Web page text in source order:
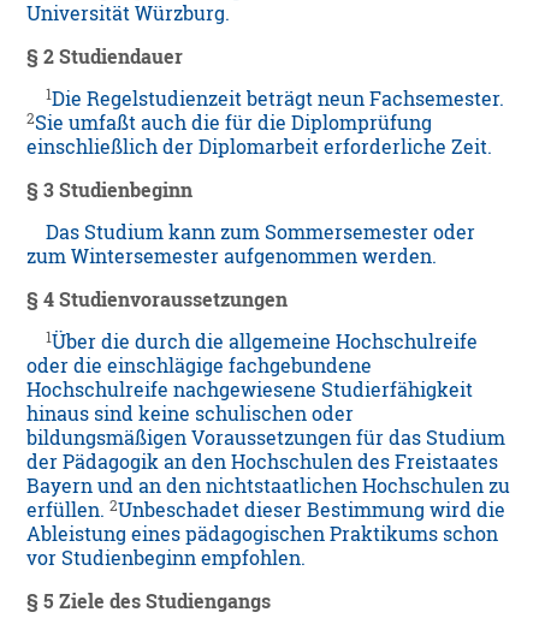
Universität Würzburg.
§ 2 Studiendauer
1Die Regelstudienzeit beträgt neun Fachsemester.
2Sie umfaßt auch die für die Diplomprüfung
einschließlich der Diplomarbeit erforderliche Zeit.
§ 3 Studienbeginn
Das Studium kann zum Sommersemester oder
zum Wintersemester aufgenommen werden.
§ 4 Studienvoraussetzungen
1Über die durch die allgemeine Hochschulreife
oder die einschlägige fachgebundene
Hochschulreife nachgewiesene Studierfähigkeit
hinaus sind keine schulischen oder
bildungsmäßigen Voraussetzungen für das Studium
der Pädagogik an den Hochschulen des Freistaates
Bayern und an den nichtstaatlichen Hochschulen zu
erfüllen.2Unbeschadet dieser Bestimmung wird die
Ableistung eines pädagogischen Praktikums schon
vor Studienbeginn empfohlen.
§ 5 Ziele des Studiengangs